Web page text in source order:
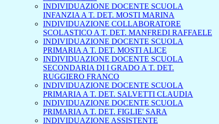
INDIVIDUAZIONE DOCENTE SCUOLA
INFANZIA A T. DET. MOSTI MARINA
INDIVIDUAZIONE COLLABORATORE
SCOLASTICO A T. DET. MANFREDI RAFFAELE
INDIVIDUAZIONE DOCENTE SCUOLA
PRIMARIA A T. DET. MOSTI ALICE
INDIVIDUAZIONE DOCENTE SCUOLA
SECONDARIA DI I GRADO A T. DET.
RUGGIERO FRANCO
INDIVIDUAZIONE DOCENTE SCUOLA
PRIMARIA A T. DET. SALVETTI CLAUDIA
INDIVIDUAZIONE DOCENTE SCUOLA
PRIMARIA A T. DET. FIGLIE' SARA
INDIVIDUAZIONE ASSISTENTE